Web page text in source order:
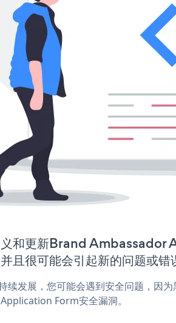
义和更新Brand
且很可能会引起新的问题或错
续发展，您可能会遇到安全问题，因
Form安全漏洞。